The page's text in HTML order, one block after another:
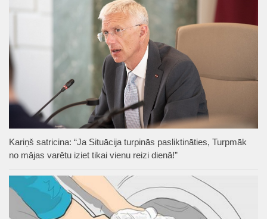
Kariņš satricina: “Ja Situācija turpinās pasliktināties, Turpmāk
no mājas varētu iziet tikai vienu reizi dienā!”